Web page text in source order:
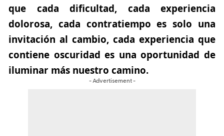
que cada dificultad, cada experiencia
dolorosa, cada contratiempo es solo una
invitación al cambio, cada experiencia que
contiene oscuridad es una oportunidad de
iluminar más nuestro camino.
- Advertisement -